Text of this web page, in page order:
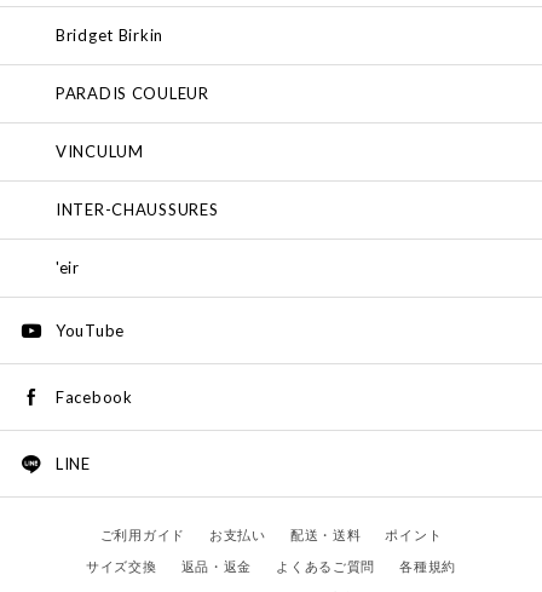
Bridget Birkin
PARADIS COULEUR
VINCULUM
INTER-CHAUSSURES
'eir
YouTube
Facebook
LINE
ご利用ガイド お支払い 配送・送料
ポイント
サイズ交換
返品・返金 よくあるご質問
各種規約